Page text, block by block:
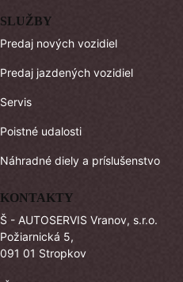
SLUŽBY
Predaj nových vozidiel
Predaj jazdených vozidiel
Servis
Poistné udalosti
Náhradné diely a príslušenstvo
KONTAKTY
Š - AUTOSERVIS Vranov, s.r.o.
Požiarnická 5,
091 01 Stropkov